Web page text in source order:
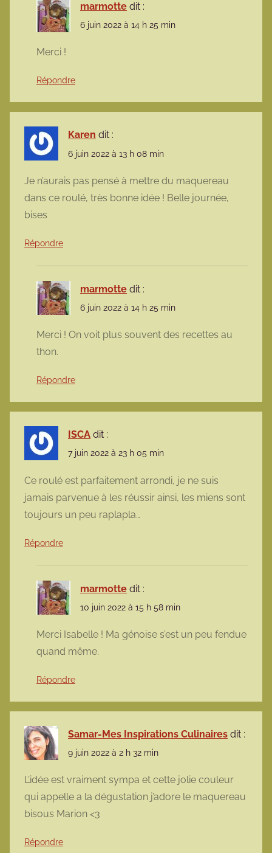
marmotte dit :
6 juin 2022 à 14 h 25 min
Merci !
Répondre
Karen dit :
6 juin 2022 à 13 h 08 min
Je n’aurais pas pensé à mettre du maquereau
dans ce roulé, très bonne idée ! Belle journée,
bises
Répondre
marmotte dit :
6 juin 2022 à 14 h 25 min
Merci ! On voit plus souvent des recettes au
thon.
Répondre
ISCA dit :
7 juin 2022 à 23 h 05 min
Ce roulé est parfaitement arrondi, je ne suis
jamais parvenue à les réussir ainsi, les miens sont
toujours un peu raplapla…
Répondre
marmotte dit :
10 juin 2022 à 15 h 58 min
Merci Isabelle ! Ma génoise s’est un peu fendue
quand même.
Répondre
Samar-Mes Inspirations Culinaires dit :
9 juin 2022 à 2 h 32 min
L’idée est vraiment sympa et cette jolie couleur
qui appelle a la dégustation j’adore le maquereau
bisous Marion <3
Répondre